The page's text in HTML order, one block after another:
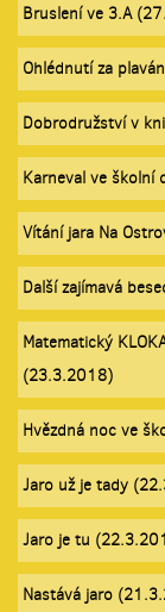
Bruslení ve 3.A
Ohlédnutí za
Dobrodružství v
Karneval ve
Vítání jara Na
Další zajímavá
Matematický
(23.3.2018)
Hvězdná noc ve
Jaro už je tady
Jaro je tu
Nastává jaro